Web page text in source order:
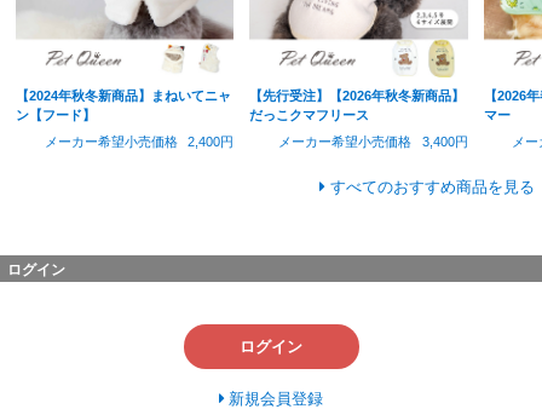
【2024年秋冬新商品】まねいてニャ
ン【フード】
メーカー希望小売価格
2,400円
【先行受注】【2026年秋冬新商品】
だっこクマフリース
メーカー希望小売価格
3,400円
【2026
マー
メ
すべてのおすすめ商品を見る
ログイン
ログイン
新規会員登録